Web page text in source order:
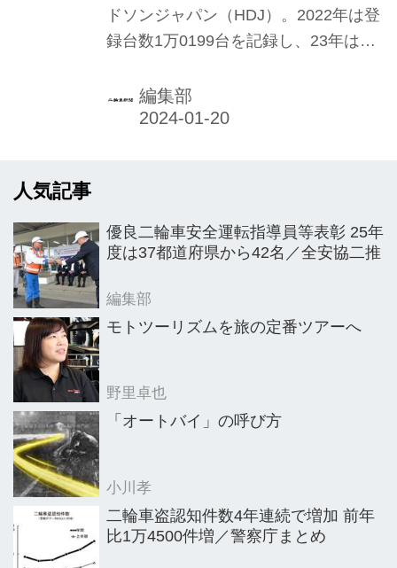
ジャパン 野田一夫社長
【2023年実績と2024年
抱負】
ドソンジャパン（HDJ）。2022年は登
録台数1万0199台を記録し、23年はそ
編集部
人気記事
優良二輪車安全運転指導員等表彰 25年
度は37都道府県から42名／全安協二推
編集部
モトツーリズムを旅の定番ツアーへ
野里卓也
「オートバイ」の呼び方
小川孝
二輪車盗認知件数4年連続で増加 前年
比1万4500件増／警察庁まとめ